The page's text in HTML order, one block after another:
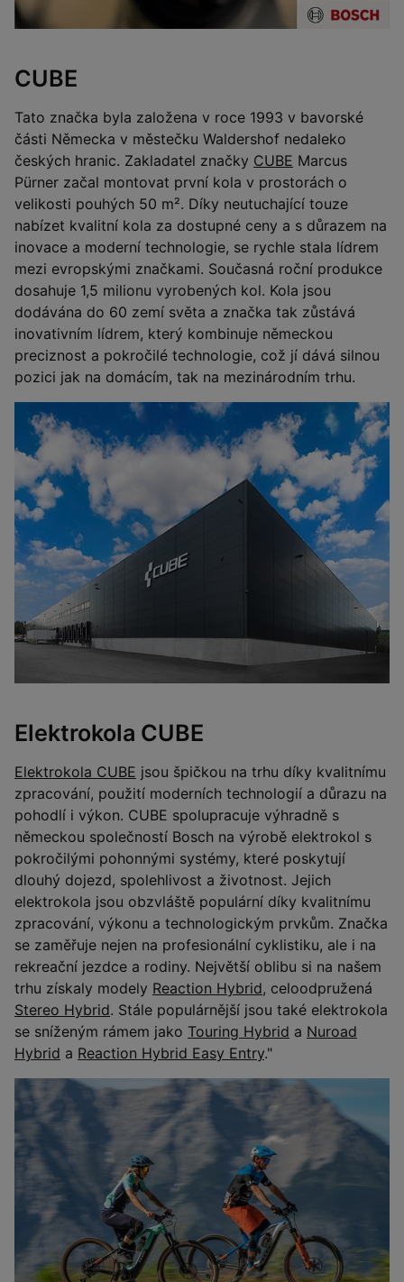
CUBE
Tato značka byla založena v roce 1993 v bavorské
části Německa v městečku Waldershof nedaleko
českých hranic. Zakladatel značky CUBE Marcus
Pürner začal montovat první kola v prostorách o
velikosti pouhých 50 m². Díky neutuchající touze
nabízet kvalitní kola za dostupné ceny a s důrazem na
inovace a moderní technologie, se rychle stala lídrem
mezi evropskými značkami. Současná roční produkce
dosahuje 1,5 milionu vyrobených kol. Kola jsou
dodávána do 60 zemí světa a značka tak zůstává
inovativním lídrem, který kombinuje německou
preciznost a pokročilé technologie, což jí dává silnou
pozici jak na domácím, tak na mezinárodním trhu.
Elektrokola CUBE
Elektrokola CUBE jsou špičkou na trhu díky kvalitnímu
zpracování, použití moderních technologií a důrazu na
pohodlí i výkon. CUBE spolupracuje výhradně s
německou společností Bosch na výrobě elektrokol s
pokročilými pohonnými systémy, které poskytují
dlouhý dojezd, spolehlivost a životnost. Jejich
elektrokola jsou obzvláště populární díky kvalitnímu
zpracování, výkonu a technologickým prvkům. Značka
se zaměřuje nejen na profesionální cyklistiku, ale i na
rekreační jezdce a rodiny. Největší oblibu si na našem
trhu získaly modely Reaction Hybrid, celoodpružená
Stereo Hybrid. Stále populárnější jsou také elektrokola
se sníženým rámem jako Touring Hybrid a Nuroad
Hybrid a Reaction Hybrid Easy Entry."